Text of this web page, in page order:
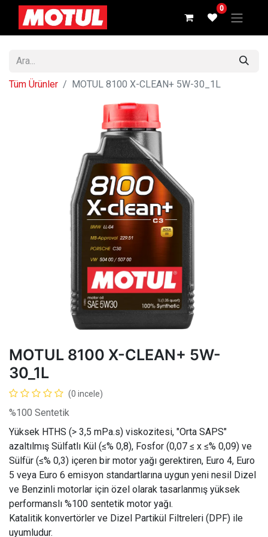
0
Tüm Ürünler MOTUL 8100 X-CLEAN+ 5W-30_1L
MOTUL 8100 X-CLEAN+ 5W-
30_1L
(0 incele)
%100 Sentetik
Yüksek HTHS (> 3,5 mPa.s) viskozitesi, "Orta SAPS"
azaltılmış Sülfatlı Kül (≤% 0,8), Fosfor (0,07 ≤ x ≤% 0,09) ve
Sülfür (≤% 0,3) içeren bir motor yağı gerektiren, Euro 4, Euro
5 veya Euro 6 emisyon standartlarına uygun yeni nesil Dizel
ve Benzinli motorlar için özel olarak tasarlanmış yüksek
performanslı %100 sentetik motor yağı.
Katalitik konvertörler ve Dizel Partikül Filtreleri (DPF) ile
uyumludur.